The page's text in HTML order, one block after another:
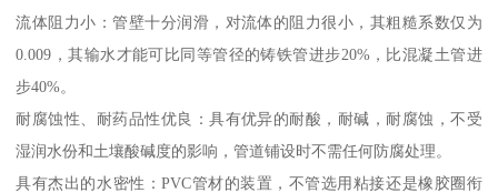
流体阻力小：管壁十分润滑，对流体的阻力很小，其粗糙系数仅为
0.009，其输水才能可比同等管径的铸铁管进步20%，比混凝土管进
步40%。
耐腐蚀性、耐药品性优良：具有优异的耐酸，耐碱，耐腐蚀，不受
湿润水份和土壤酸碱度的影响，管道铺设时不需任何防腐处理。
具有杰出的水密性：PVC管材的装置，不管选用粘接还是橡胶圈衔